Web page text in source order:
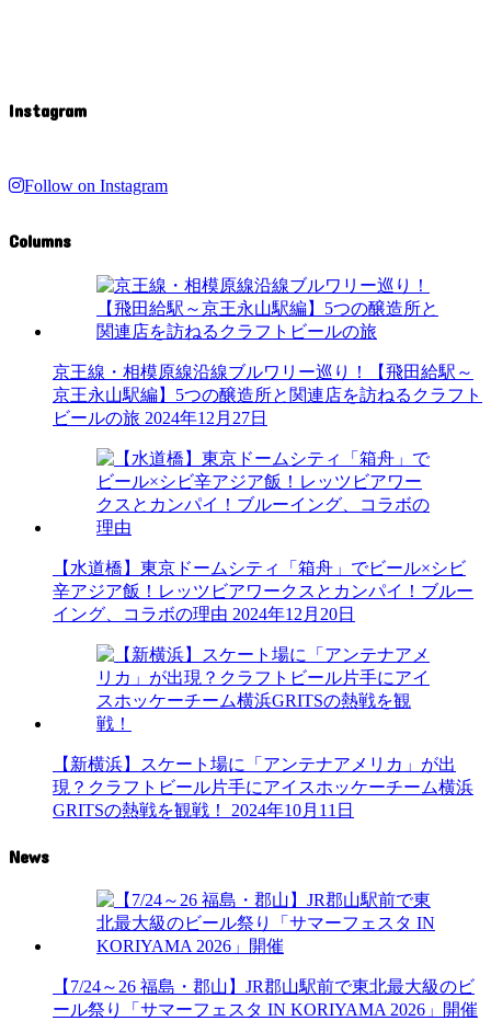
Instagram
Follow on Instagram
Columns
京王線・相模原線沿線ブルワリー巡り！【飛田給駅～
京王永山駅編】5つの醸造所と関連店を訪ねるクラフト
ビールの旅 2024年12月27日
【水道橋】東京ドームシティ「箱舟」でビール×シビ
辛アジア飯！レッツビアワークスとカンパイ！ブルー
イング、コラボの理由 2024年12月20日
【新横浜】スケート場に「アンテナアメリカ」が出
現？クラフトビール片手にアイスホッケーチーム横浜
GRITSの熱戦を観戦！
2024年10月11日
News
【7/24～26 福島・郡山】JR郡山駅前で東北最大級のビ
ール祭り「サマーフェスタ IN KORIYAMA 2026」開催